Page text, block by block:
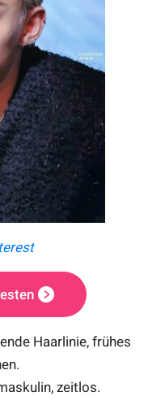
Haarlinie, frühes
zeitlos.